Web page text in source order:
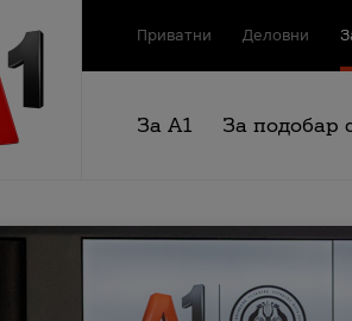
Приватни Деловни
За А1 За подобар